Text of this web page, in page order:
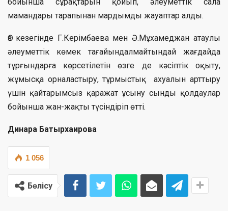
мамандары тарапынан мардымды жауаптар алды.
Өз кезегінде Г.Керімбаева мен Ә.Мұхамеджан атаулы
әлеуметтік көмек тағайындалмайтындай жағдайда
тұрғындарға көрсетілетін өзге де кәсіптік оқыту,
жұмысқа орналастыру, тұрмыстық ахуалын арттыру
үшін қайтарымсыз қаражат ұсыну сынды қолдаулар
бойынша жан-жақты түсіндіріп өтті.
Динара Батырхаирова
1 056
Бөлісу